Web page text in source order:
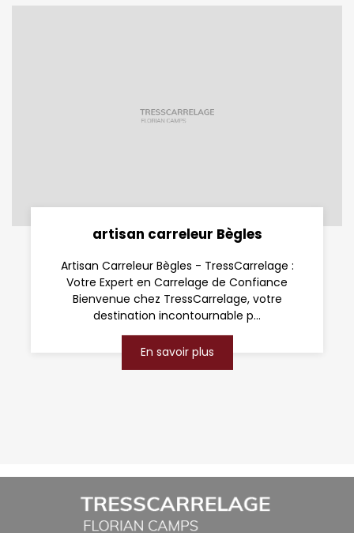
artisan carreleur Bègles
Artisan Carreleur Bègles - TressCarrelage :
Votre Expert en Carrelage de Confiance
Bienvenue chez TressCarrelage, votre
destination incontournable p...
En savoir plus